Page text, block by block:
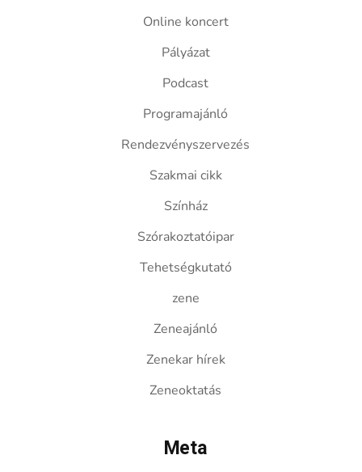
Online koncert
Pályázat
Podcast
Programajánló
Rendezvényszervezés
Szakmai cikk
Színház
Szórakoztatóipar
Tehetségkutató
zene
Zeneajánló
Zenekar hírek
Zeneoktatás
Meta